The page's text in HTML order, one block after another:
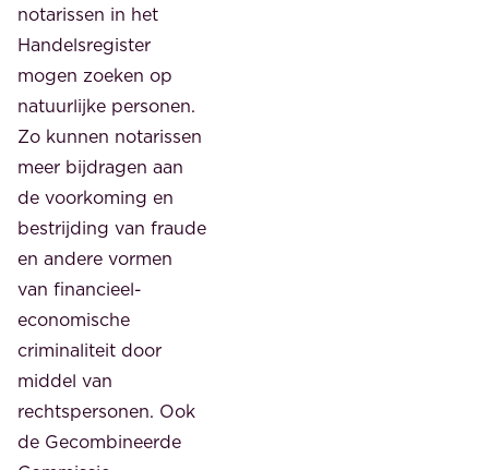
notarissen in het
Handelsregister
mogen zoeken op
natuurlijke personen.
Zo kunnen notarissen
meer bijdragen aan
de voorkoming en
bestrijding van fraude
en andere vormen
van financieel-
economische
criminaliteit door
middel van
rechtspersonen. Ook
de Gecombineerde